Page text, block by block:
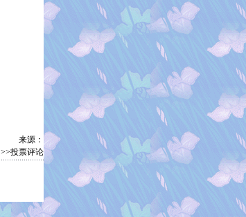
来源：
>>投票评论